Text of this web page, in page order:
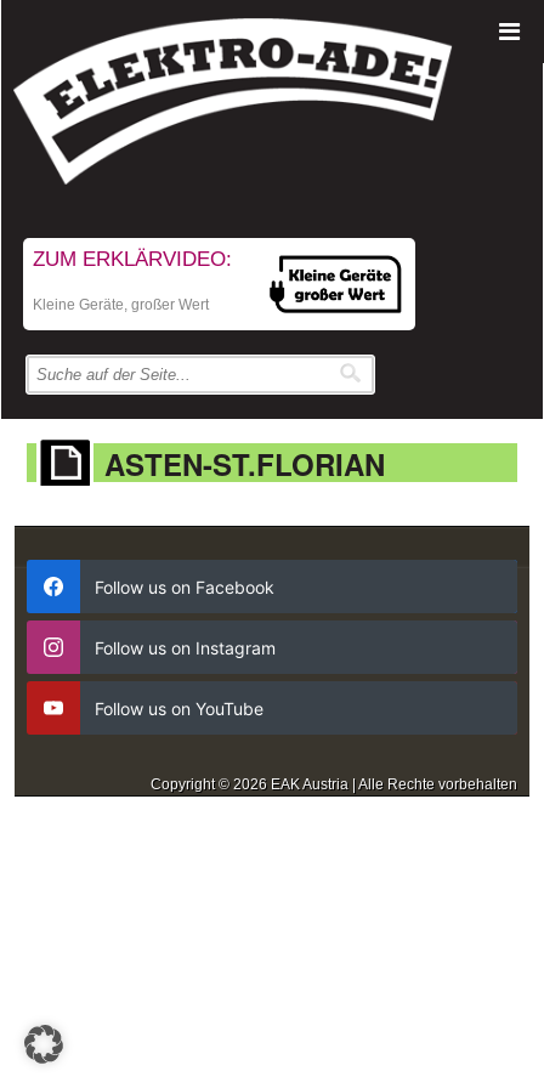
ZUM ERKLÄRVIDEO:
Kleine Geräte, großer Wert
ASTEN-ST.FLORIAN
Follow us on Facebook
Follow us on Instagram
Follow us on YouTube
Copyright © 2026 EAK Austria | Alle Rechte vorbehalten